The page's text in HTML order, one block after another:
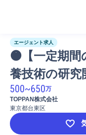
エージェント求人
🟠【一定期間
養技術の研究
500~650万
TOPPAN株式会社
東京都台東区